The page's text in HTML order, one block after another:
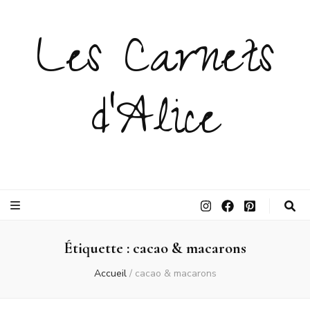
Les Carnets
d'Alice
Étiquette : cacao & macarons
Accueil / cacao & macarons